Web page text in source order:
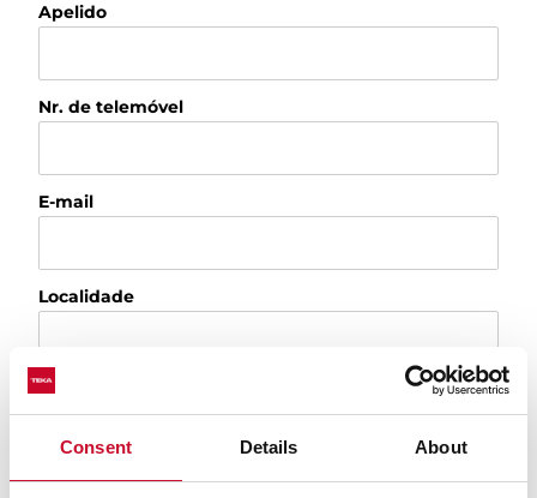
Consent Details About
Apelido
Nr. de telemóvel
E-mail
Localidade
País
Por favor, diga-nos o motivo do seu pedido